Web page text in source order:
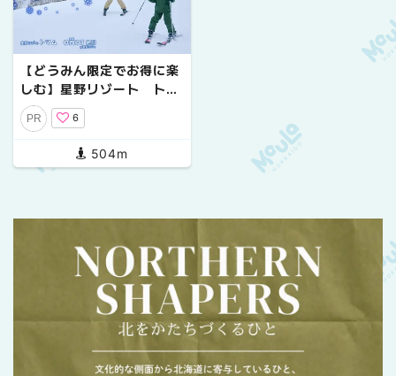
【どうみん限定でお得に楽
しむ】星野リゾート トマ
ム＆OMO7旭川の充実ファ
ミリースノー旅
PR 6
504m